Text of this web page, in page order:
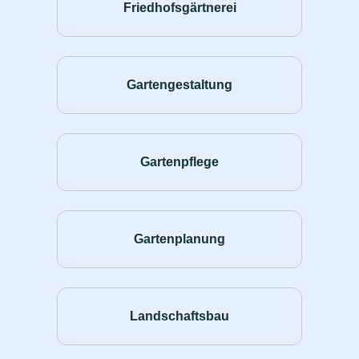
Friedhofsgärtnerei
Gartengestaltung
Gartenpflege
Gartenplanung
Landschaftsbau